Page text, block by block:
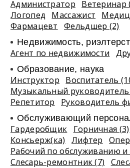
Администратор Ветеринар
Логопед
Массажист
Фармацевт
Фельдшер (2)
Недвижимость,
Агент по недвижимости
Образование, наука
Инструктор Воспитатель
Музыкальный руководитель
Репетитор
Руководитель
Обслуживающий
Гардеробщик Горничная (3)
Консьерж(ка)
Лифтер
Рабочий по обслуживанию и
Слесарь-ремонтник (7)